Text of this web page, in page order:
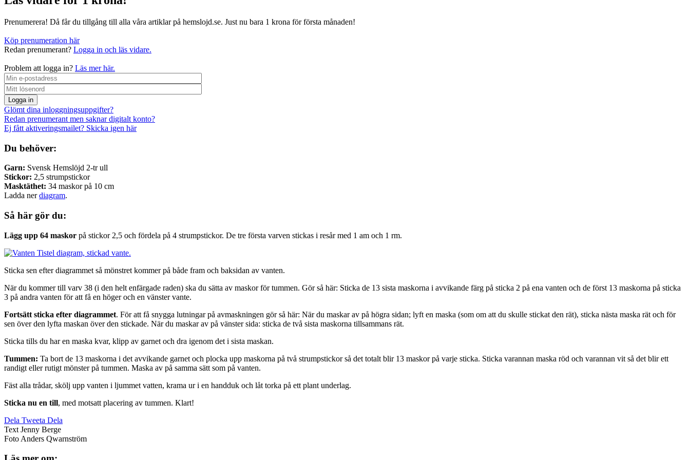
Prenumerera! Då får du tillgång till alla våra artiklar på hemslojd.se. Just nu bara 1 krona för första månaden!
Köp prenumeration här
Redan prenumerant? Logga in och läs vidare.
Problem att logga in? Läs mer här.
Logga in
Glömt dina inloggningsuppgifter?
Redan prenumerant men saknar digitalt konto?
Ej fått aktiveringsmailet? Skicka igen här
Du behöver:
Garn: Svensk Hemslöjd 2-tr ull
Stickor: 2,5 strumpstickor
Masktäthet: 34 maskor på 10 cm
Ladda nerdiagram.
Så här gör du:
Lägg upp 64 maskor på stickor 2,5 och fördela på 4 strumpstickor. De tre första varven stickas i resår med 1 am och 1 rm.
Sticka sen efter diagrammet så mönstret kommer på både fram och baksidan av vanten.
När du kommer till varv 38 (i den helt enfärgade raden) ska du sätta av maskor för tummen. Gör så här: Sticka de 13 sista maskorna i avvikande färg på sticka 2 på ena vanten och de först 13 maskorna på sticka
3 på andra vanten för att få en höger och en vänster vante.
Fortsätt sticka efter diagrammet. För att få snygga lutningar på avmaskningen gör så här: När du maskar av på högra sidan; lyft en maska (som om att du skulle stickat den rät), sticka nästa maska rät och för
sen över den lyfta maskan över den stickade. När du maskar av på vänster sida: sticka de två sista maskorna tillsammans rät.
Sticka tills du har en maska kvar, klipp av garnet och dra igenom det i sista maskan.
Tummen: Ta bort de 13 maskorna i det avvikande garnet och plocka upp maskorna på två strumpstickor så det totalt blir 13 maskor på varje sticka. Sticka varannan maska röd och varannan vit så det blir ett
randigt eller rutigt mönster på tummen. Maska av på samma sätt som på vanten.
Fäst alla trådar, skölj upp vanten i ljummet vatten, krama ur i en handduk och låt torka på ett plant underlag.
Sticka nu en till, med motsatt placering av tummen. Klart!
Dela Tweeta Dela
Text Jenny Berge
Foto Anders Qwarnström